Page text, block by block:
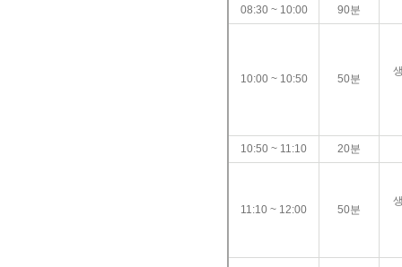
08:30 ~ 10:00 90분
10:00 ~ 10:50 50분
10:50 ~ 11:10 20분
11:10 ~ 12:00 50분